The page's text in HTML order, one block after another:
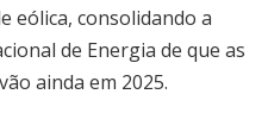
eólica, consolidando a
de Energia de que as
ainda em 2025.